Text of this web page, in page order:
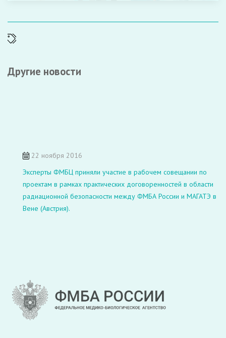
Другие новости
22 ноября 2016
Эксперты ФМБЦ приняли участие в рабочем совещании по
проектам в рамках практических договоренностей в области
радиационной безопасности между ФМБА России и МАГАТЭ в
Вене (Австрия).